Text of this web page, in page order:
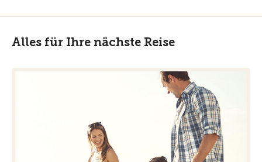
Alles für Ihre nächste Reise